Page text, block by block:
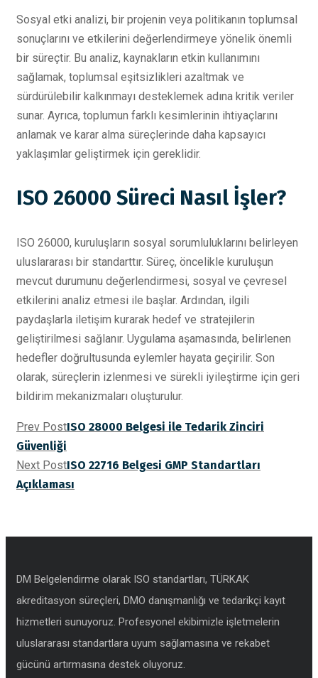
Sosyal etki analizi, bir projenin veya politikanın toplumsal
sonuçlarını ve etkilerini değerlendirmeye yönelik önemli
bir süreçtir. Bu analiz, kaynakların etkin kullanımını
sağlamak, toplumsal eşitsizlikleri azaltmak ve
sürdürülebilir kalkınmayı desteklemek adına kritik veriler
sunar. Ayrıca, toplumun farklı kesimlerinin ihtiyaçlarını
anlamak ve karar alma süreçlerinde daha kapsayıcı
yaklaşımlar geliştirmek için gereklidir.
ISO 26000 Süreci Nasıl İşler?
ISO 26000, kuruluşların sosyal sorumluluklarını belirleyen
uluslararası bir standarttır. Süreç, öncelikle kuruluşun
mevcut durumunu değerlendirmesi, sosyal ve çevresel
etkilerini analiz etmesi ile başlar. Ardından, ilgili
paydaşlarla iletişim kurarak hedef ve stratejilerin
geliştirilmesi sağlanır. Uygulama aşamasında, belirlenen
hedefler doğrultusunda eylemler hayata geçirilir. Son
olarak, süreçlerin izlenmesi ve sürekli iyileştirme için geri
bildirim mekanizmaları oluşturulur.
Prev PostISO 28000 Belgesi ile Tedarik Zinciri
Güvenliği
Next PostISO 22716 Belgesi GMP Standartları
Açıklaması
DM Belgelendirme olarak ISO standartları, TÜRKAK
akreditasyon süreçleri, DMO danışmanlığı ve tedarikçi kayıt
hizmetleri sunuyoruz. Profesyonel ekibimizle işletmelerin
uluslararası standartlara uyum sağlamasına ve rekabet
gücünü artırmasına destek oluyoruz.